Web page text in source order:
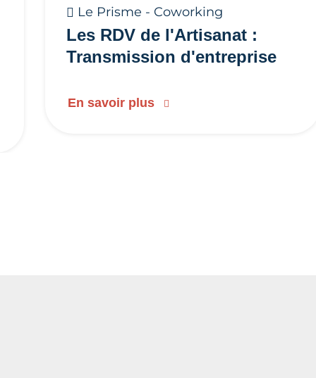
Les RDV de l'Artisanat :
Transmission d'entreprise
Le Prisme - Coworking
En savoir plus